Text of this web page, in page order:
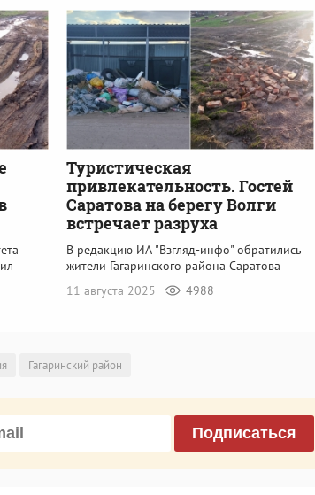
Туристическая
привлекательность. Гостей
Саратова на берегу Волги
встречает разруха
В редакцию ИА "Взгляд-инфо" обратились
жители Гагаринского района Саратова
11 августа 2025
4988
Гагаринский район
Подписаться